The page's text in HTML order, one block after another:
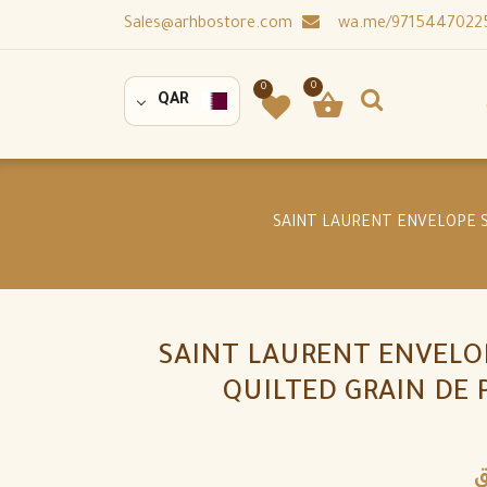
0
0
QAR
SAINT LAURENT
QUILTED GRAIN DE